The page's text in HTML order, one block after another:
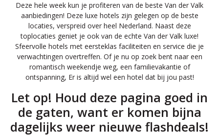
Deze hele week kun je profiteren van de beste Van der Valk
aanbiedingen! Deze luxe hotels zijn gelegen op de beste
locaties, verspreid over heel Nederland. Naast deze
toplocaties geniet je ook van de echte Van der Valk luxe!
Sfeervolle hotels met eersteklas faciliteiten en service die je
verwachtingen overtreffen. Of je nu op zoek bent naar een
romantisch weekendje weg, een familievakantie of
ontspanning, Er is altijd wel een hotel dat bij jou past!
Let op! Houd deze pagina goed in
de gaten, want er komen bijna
dagelijks weer nieuwe flashdeals!